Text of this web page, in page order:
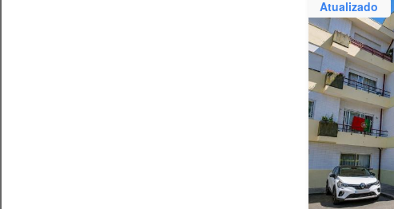
Atualizado